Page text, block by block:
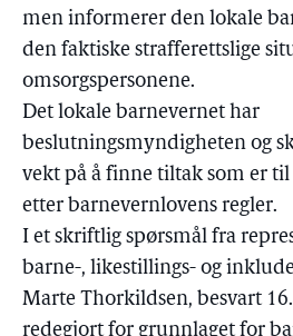
men informerer den lokale
den faktiske strafferettslige
omsorgspersonene.
Det lokale barnevernet har
beslutningsmyndigheten og
vekt på å finne tiltak som er
etter barnevernlovens regler.
I et skriftlig spørsmål fra
barne-, likestillings- og
Marte Thorkildsen, besvart
redegjort for grunnlaget for